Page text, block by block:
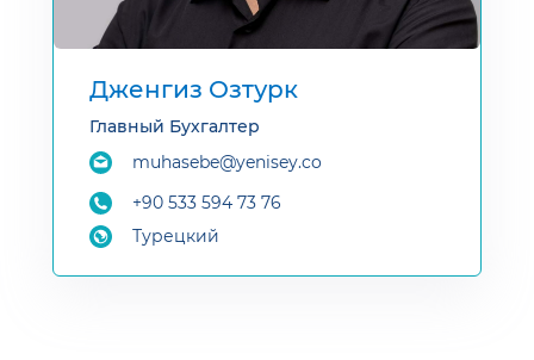
Дженгиз Озтурк
Главный Бухгалтер
muhasebe@yenisey.co
+90 533 594 73 76
Турецкий